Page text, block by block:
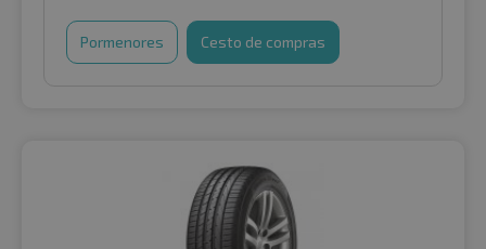
Pormenores Cesto de compras